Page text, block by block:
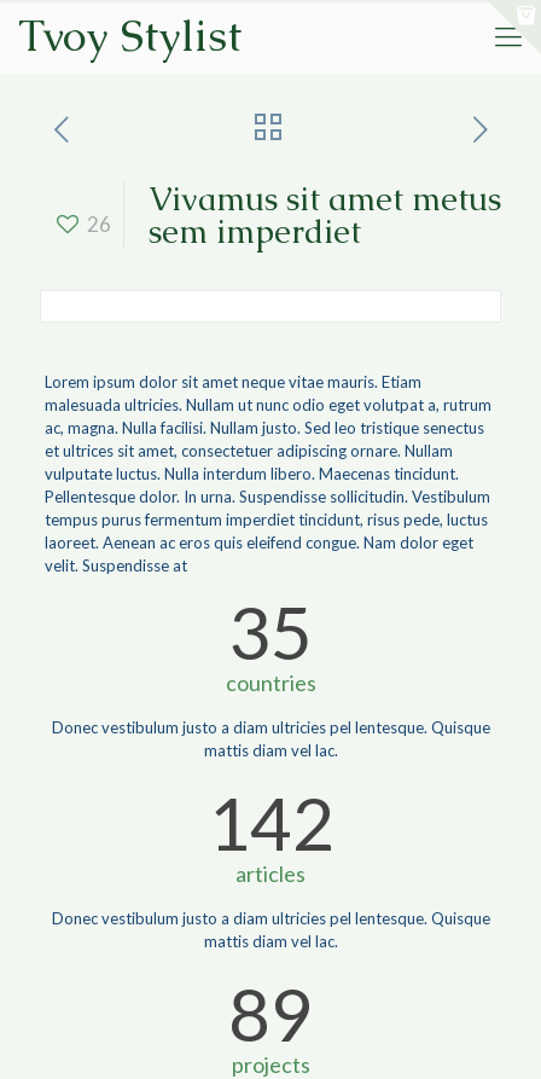
Tvoy Stylist
26
Vivamus sit amet metus
sem imperdiet
Lorem ipsum dolor sit amet neque vitae mauris. Etiam
malesuada ultricies. Nullam ut nunc odio eget volutpat a, rutrum
ac, magna. Nulla facilisi. Nullam justo. Sed leo tristique senectus
et ultrices sit amet, consectetuer adipiscing ornare. Nullam
vulputate luctus. Nulla interdum libero. Maecenas tincidunt.
Pellentesque dolor. In urna. Suspendisse sollicitudin. Vestibulum
tempus purus fermentum imperdiet tincidunt, risus pede, luctus
laoreet. Aenean ac eros quis eleifend congue. Nam dolor eget
velit. Suspendisse at
35
countries
Donec vestibulum justo a diam ultricies pel lentesque. Quisque
mattis diam vel lac.
142
articles
Donec vestibulum justo a diam ultricies pel lentesque. Quisque
mattis diam vel lac.
89
projects